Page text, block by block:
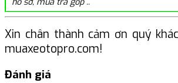
hồ sơ, mua trả góp ..
Xin chân thành cảm ơn quý
muaxeotopro.com!
Đánh giá